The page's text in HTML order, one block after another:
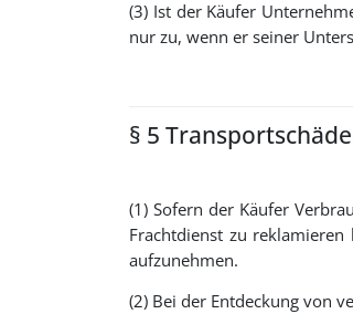
(3) Ist der Käufer
nur zu, wenn er seiner
§ 5
(1) Sofern der Käufer
Frachtdienst zu
aufzunehmen.
(2) Bei der Entdeckung von